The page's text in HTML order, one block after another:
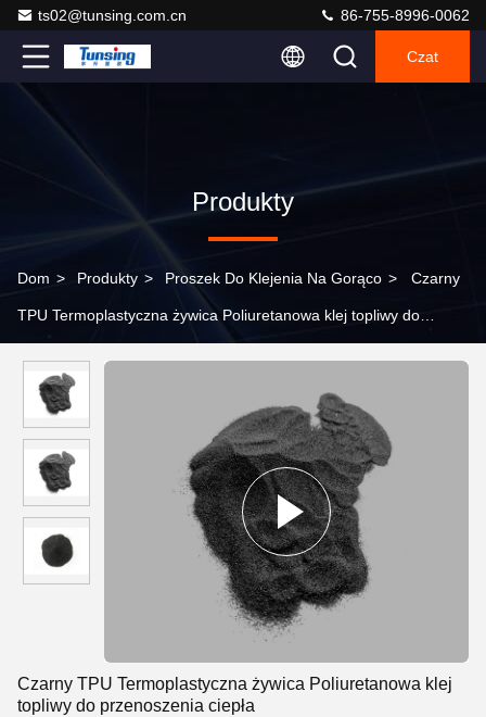
ts02@tunsing.com.cn 86-755-8996-0062
Czat
Produkty
Dom > Produkty > Proszek Do Klejenia Na Gorąco > Czarny
TPU Termoplastyczna żywica Poliuretanowa klej topliwy do
Czarny TPU Termoplastyczna żywica Poliuretanowa klej
topliwy do przenoszenia ciepła